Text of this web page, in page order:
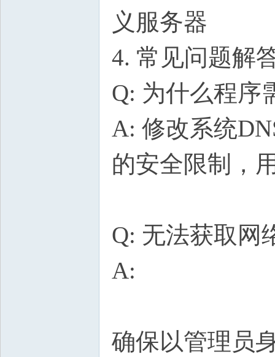
义服务器
4. 常见问题解
Q: 为什么程序
A: 修改系统
的安全限制，
Q: 无法获取网
A:
确保以管理员